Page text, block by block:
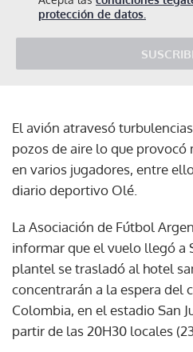
protección de datos.
El avión atravesó
pozos de aire lo que provocó
en varios jugadores, entre
diario deportivo Olé.
La Asociación de Fútbol
informar que el vuelo llegó a
plantel se trasladó al hotel
concentrarán a la espera del
Colombia, en el estadio San
partir de las 20H30 locales